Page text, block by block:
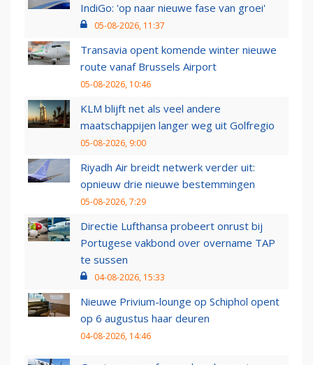
IndiGo: 'op naar nieuwe fase van groei'
05-08-2026, 11:37
Transavia opent komende winter nieuwe
route vanaf Brussels Airport
05-08-2026, 10:46
KLM blijft net als veel andere
maatschappijen langer weg uit Golfregio
05-08-2026, 9:00
Riyadh Air breidt netwerk verder uit:
opnieuw drie nieuwe bestemmingen
05-08-2026, 7:29
Directie Lufthansa probeert onrust bij
Portugese vakbond over overname TAP
te sussen
04-08-2026, 15:33
Nieuwe Privium-lounge op Schiphol opent
op 6 augustus haar deuren
04-08-2026, 14:46